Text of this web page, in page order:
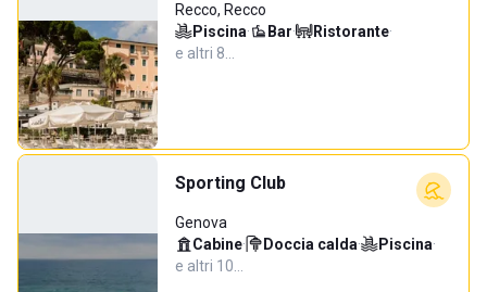
Recco, Recco
Piscina· Bar· Ristorante·
e altri 8…
Sporting Club
Genova
Cabine· Doccia calda· Piscina·
e altri 10…